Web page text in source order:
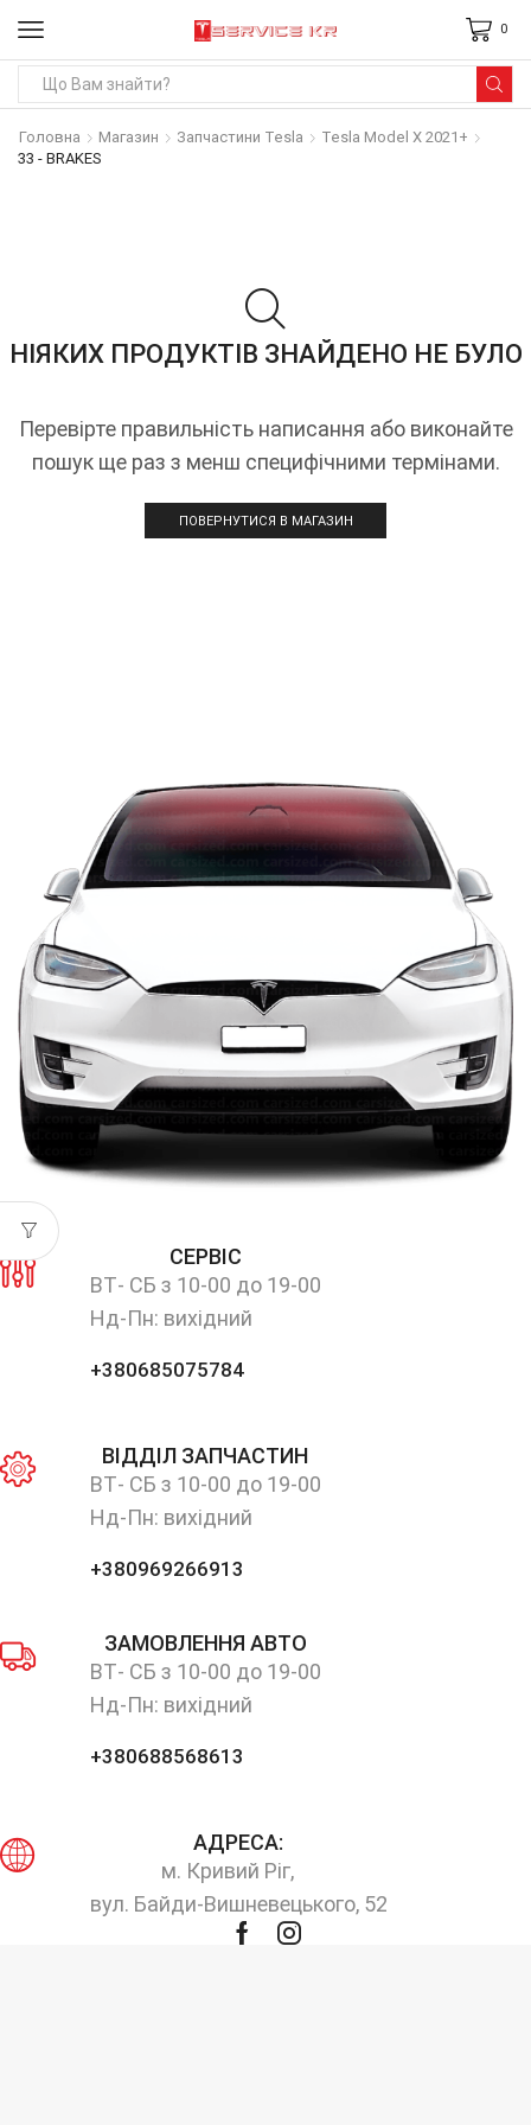
0
Головна Магазин Запчастини Tesla
Tesla Model X 2021+
33 - BRAKES
НІЯКИХ ПРОДУКТІВ ЗНАЙДЕНО НЕ БУЛО
Перевірте правильність написання або виконайте
пошук ще раз з менш специфічними термінами.
ПОВЕРНУТИСЯ В МАГАЗИН
СЕРВІС
ВТ- СБ з 10-00 до 19-00
Нд-Пн: вихідний
+380685075784
ВІДДІЛ ЗАПЧАСТИН
ВТ- СБ з 10-00 до 19-00
Нд-Пн: вихідний
+380969266913
ЗАМОВЛЕННЯ АВТО
ВТ- СБ з 10-00 до 19-00
Нд-Пн: вихідний
+380688568613
АДРЕСА:
м. Кривий Ріг,
вул. Байди-Вишневецького, 52
FacebookInstagram